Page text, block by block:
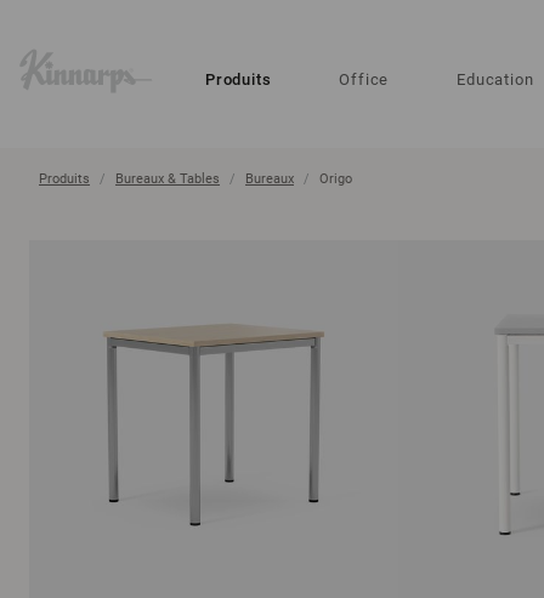
Produits Office Education
Produits Bureaux & Tables Bureaux Origo